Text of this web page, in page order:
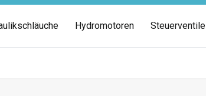
Hydromotoren Steuerventile